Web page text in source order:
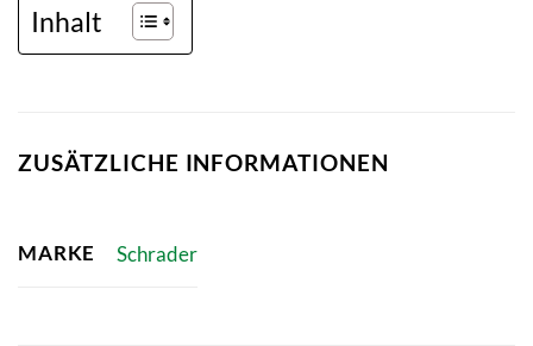
Inhalt
ZUSÄTZLICHE INFORMATIONEN
MARKE Schrader